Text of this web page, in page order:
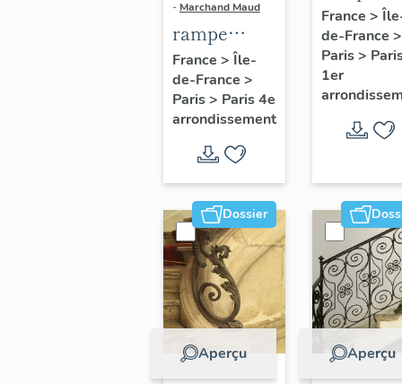
- Marchand Maud
rampe
d'appui,
escalier de
la maison à
cochère
dite hôtel
Charpentier
(non étudié)
France > Île-
de-France >
Paris> Paris 4e
arrondissement
d'appui,
escalier
la
porte
cochère
(non
France >
de-France >
Paris>
1er
Dossier
Aperçu Aperçu